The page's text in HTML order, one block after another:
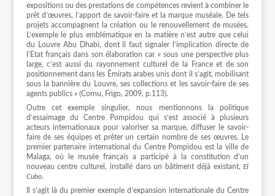
expositions ou des prestations de compétences revient à combiner le
prêt d’œuvres, l’apport de savoir-faire et la marque muséale. De tels
projets accompagnent la création ou le renouvellement de musées.
L’exemple le plus emblématique en la matière n’est autre que celui
du Louvre Abu Dhabi, dont il faut signaler l’implication directe de
l’Etat français dans son élaboration car « sous une perspective plus
large, c’est aussi du rayonnement culturel de la France et de son
positionnement dans les Émirats arabes unis dont il s’agit, mobilisant
sous la bannière du Louvre, ses collections et les savoir-faire de ses
agents publics » (Cornu, Frigo, 2009, p.113).
Outre cet exemple singulier, nous mentionnons la politique
d’essaimage du Centre Pompidou qui s’est associé à plusieurs
acteurs internationaux pour valoriser sa marque, diffuser le savoir-
faire de ses équipes et prêter un certain nombre de ses œuvres. Le
premier partenaire international du Centre Pompidou est la ville de
Malaga, où le musée français a participé à la constitution d’un
nouveau centre culturel, installé dans un bâtiment déjà existant,El
Cubo.
Il s’agit là du premier exemple d’expansion internationale du Centre